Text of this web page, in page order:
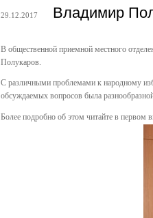
29.12.2017 Владимир
В общественной приемной местного
Полукаров.
С различными проблемами к народному
обсуждаемых вопросов была
Более подробно об этом читайте в первом